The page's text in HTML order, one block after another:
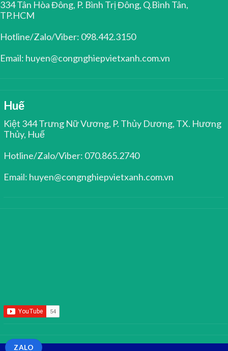
334 Tân Hòa Đông, P. Bình Trị Đông, Q.Bình Tân,
TP.HCM
Hotline/Zalo/Viber: 098.442.3150
Email: huyen@congnghiepvietxanh.com.vn
Huế
Kiệt 344 Trưng Nữ Vương, P. Thủy Dương, TX. Hương
Thủy, Huế
Hotline/Zalo/Viber: 070.865.2740
Email: huyen@congnghiepvietxanh.com.vn
ZALO